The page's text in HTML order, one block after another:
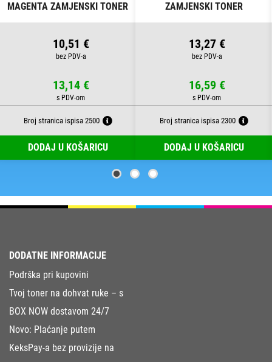
MAGENTA ZAMJENSKI TONER
10,51 €
13,14 €
Broj stranica ispisa 2500
DODAJ U KOŠARICU
ZAMJENSKI TONER
13,27 €
16,59 €
Broj stranica ispisa 2300
DODAJ U KOŠARICU
DODATNE INFORMACIJE
Podrška pri kupovini
Tvoj toner na dohvat ruke – s
BOX NOW dostavom 24/7
Novo: Plaćanje putem
KeksPay-a bez provizije na